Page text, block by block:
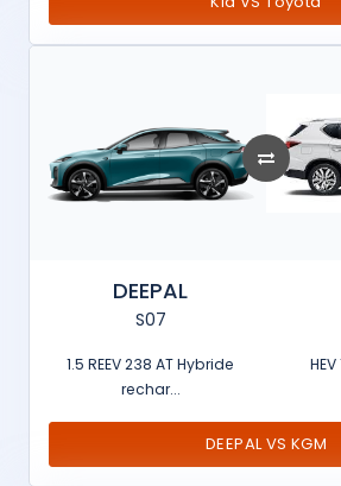
DEEPAL
S07
1.5 REEV 238 AT Hybride
rechar...
DEEPAL VS KGM